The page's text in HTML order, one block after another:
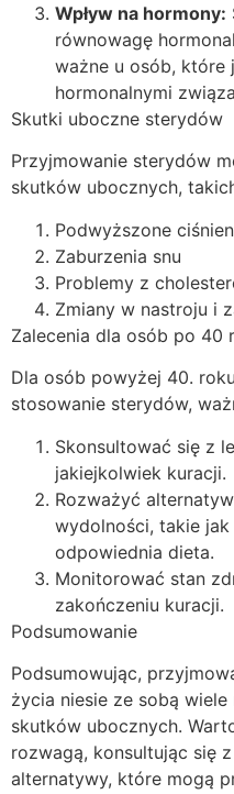
Wpływ na hormony:
równowagę
ważne u osób, które
hormonalnymi
Skutki uboczne sterydów
Przyjmowanie sterydów
skutków ubocznych,
Podwyższone
Zaburzenia snu
Problemy z
Zmiany w nastroju i
Zalecenia dla osób po 40
Dla osób powyżej 40.
stosowanie sterydów,
Skonsultować się z
jakiejkolwiek kuracji.
Rozważyć
wydolności, takie
odpowiednia dieta.
Monitorować stan
zakończeniu kuracji.
Podsumowanie
Podsumowując,
życia niesie ze sobą
skutków ubocznych.
rozwagą, konsultując się
alternatywy, które mogą